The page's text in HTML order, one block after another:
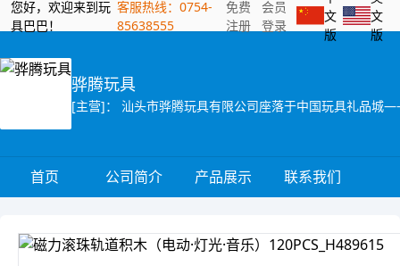
您好，欢迎来到玩
具巴巴！
客服热线：0754-
85638555
免费
注册
会员
登录
文
版
文
版
骅腾玩具
首页 公司简介 产品展示 联系我们